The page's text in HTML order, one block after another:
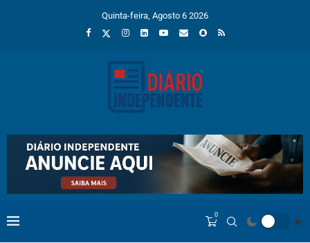
Quinta-feira, Agosto 6 2026
0